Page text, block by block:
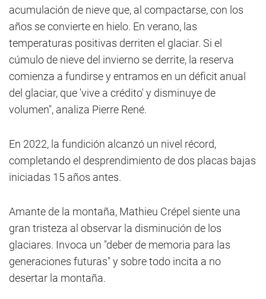
acumulación de nieve que, al compactarse, con los
años se convierte en hielo. En verano, las
temperaturas positivas derriten el glaciar. Si el
cúmulo de nieve del invierno se derrite, la reserva
comienza a fundirse y entramos en un déficit anual
del glaciar, que 'vive a crédito' y disminuye de
volumen", analiza Pierre René.
En 2022, la fundición alcanzó un nivel récord,
completando el desprendimiento de dos placas bajas
iniciadas 15 años antes.
Amante de la montaña, Mathieu Crépel siente una
gran tristeza al observar la disminución de los
glaciares. Invoca un "deber de memoria para las
generaciones futuras" y sobre todo incita a no
desertar la montaña.